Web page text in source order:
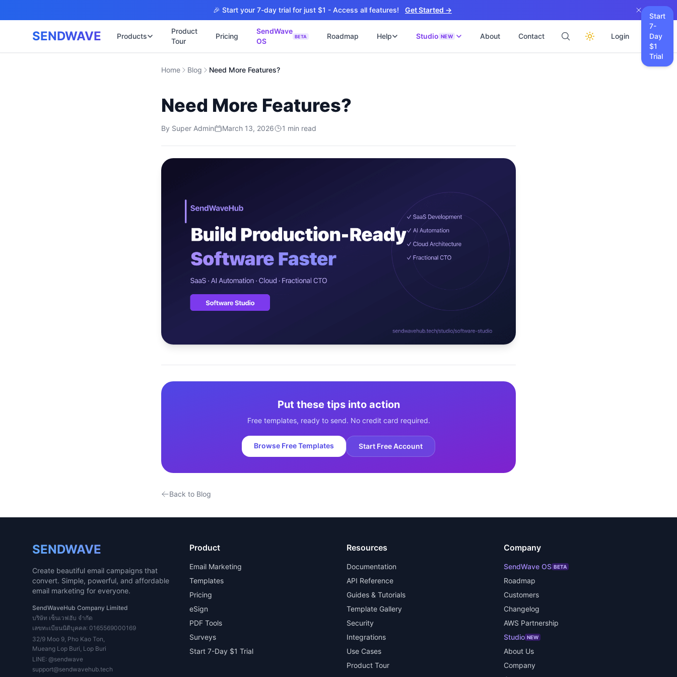
🎉 Start your 7-day trial for just $1 - Access all features! Get Started →
SENDWAVE Products
Product
Tour
Pricing
SendWave
OS
BETA Roadmap Help Studio NEW
⚡ เปิดเว็บไซต์ 4 วัน
เริ่มต้น ฿9,900 · Fast Delivery
เว็บไซต์คลินิก
เว็บไซต์โรงงาน
เว็บไซต์โลจิสติกส์ NEW
Logistics & Transportation
Chatbot + Lead อัตโนมัติ
ปรึกษาฟรี
ประเมินราคาฟรี →
About Contact Login
Start
7-
Day
$1
Trial
Home
Blog Need More Features?
Need More Features?
By Super Admin March 13, 2026 1 min read
Put these tips into action
Free templates, ready to send. No credit card required.
Browse Free Templates Start Free Account
Back to Blog
SENDWAVE
Create beautiful email campaigns that
convert. Simple, powerful, and affordable
email marketing for everyone.
SendWaveHub Company Limited
บริษัท เซ็นเวฟฮับ จำกัด
เลขทะเบียนนิติบุคคล: 0165569000169
32/9 Moo 9, Pho Kao Ton,
Mueang Lop Buri, Lop Buri
LINE: @sendwave
support@sendwavehub.tech
Product
Email Marketing
Templates
Pricing
eSign
PDF Tools
Surveys
Start 7-Day $1 Trial
Resources
Documentation
API Reference
Guides & Tutorials
Template Gallery
Security
Integrations
Use Cases
Product Tour
Company
SendWave OS BETA
Roadmap
Customers
Changelog
AWS Partnership
Studio NEW
About Us
Company